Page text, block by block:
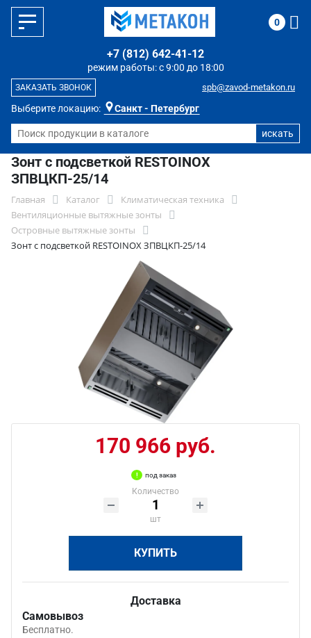
Выберите локацию: Санкт - Петербург
режим работы: с 9:00 до 18:00
+7 (812) 642-41-12
spb@zavod-metakon.ru
ЗАКАЗАТЬ ЗВОНОК
0
Зонт с подсветкой RESTOINOX
ЗПВЦКП-25/14
Главная Каталог
Климатическая техника
Вентиляционные вытяжные зонты
Островные вытяжные зонты
Зонт с подсветкой RESTOINOX ЗПВЦКП-25/14
170 966 руб.
под заказ
Количество
шт
КУПИТЬ
Доставка
Самовывоз
Бесплатно.